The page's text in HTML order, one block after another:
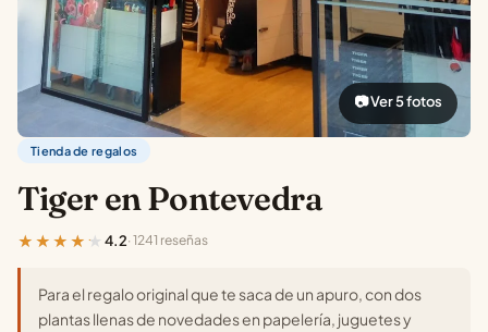
📷 Ver 5 fotos
Tienda de regalos
Tiger en Pontevedra
★★★★★ 4.2· 1241 reseñas
Para el regalo original que te saca de un apuro, con dos
plantas llenas de novedades en papelería, juguetes y